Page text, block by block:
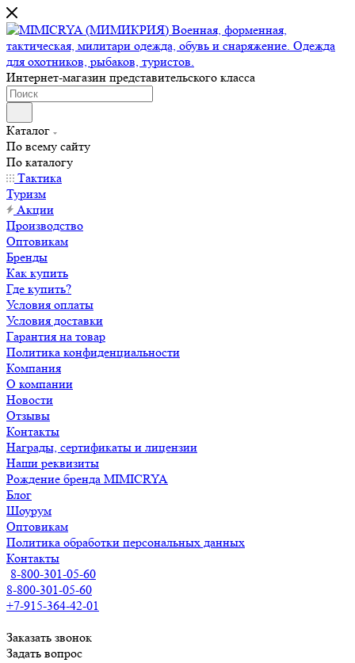
Интернет-магазин представительского класса
Каталог
По всему сайту
По каталогу
Тактика
Туризм
Акции
Производство
Оптовикам
Бренды
Как купить
Где купить?
Условия оплаты
Условия доставки
Гарантия на товар
Политика конфиденциальности
Компания
О компании
Новости
Отзывы
Контакты
Награды, сертификаты и лицензии
Наши реквизиты
Рождение бренда MIMICRYA
Блог
Шоурум
Оптовикам
Политика обработки персональных данных
Контакты
8-800-301-05-60
8-800-301-05-60
+7-915-364-42-01
Заказать звонок
Задать вопрос